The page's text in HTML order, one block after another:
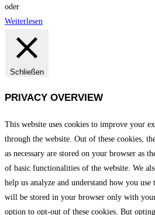
oder
Weiterlesen
Schließen
PRIVACY OVERVIEW
This website uses cookies to improve your
through the website. Out of these cookies,
as necessary are stored on your browser as
of basic functionalities of the website. We
help us analyze and understand how you use
will be stored in your browser only with
option to opt-out of these cookies. But